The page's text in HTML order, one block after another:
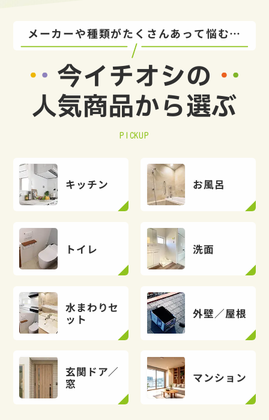
メーカーや種類がたくさんあって悩む…
今イチオシの
人気商品から選ぶ
PICKUP
キッチン お風呂
トイレ 洗面
水まわりセ
ット
外壁／屋根
玄関ドア／
窓
マンション